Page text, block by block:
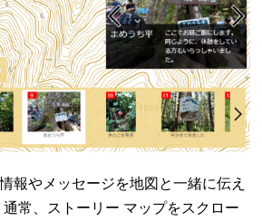
報やメッセージを地図と一緒に伝え
常、ストーリー マップをスクロー